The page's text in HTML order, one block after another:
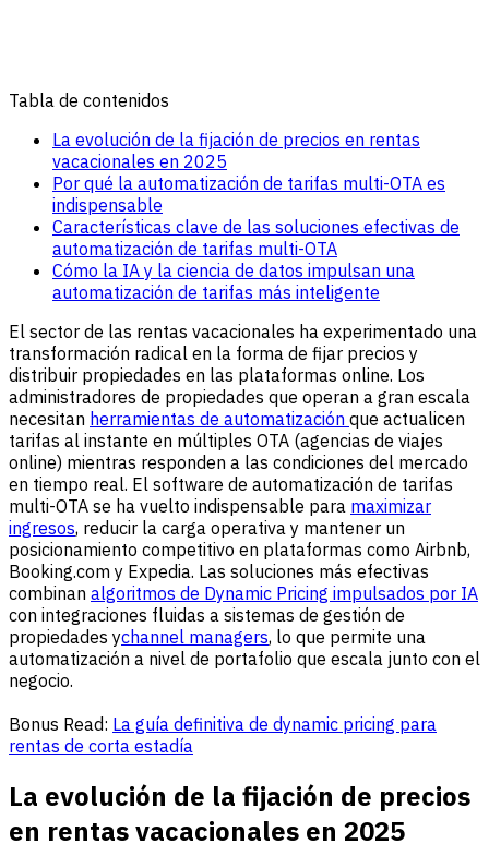
Tabla de contenidos
La evolución de la fijación de precios en rentas
vacacionales en 2025
Por qué la automatización de tarifas multi-OTA es
indispensable
Características clave de las soluciones efectivas de
automatización de tarifas multi-OTA
Cómo la IA y la ciencia de datos impulsan una
automatización de tarifas más inteligente
El sector de las rentas vacacionales ha experimentado una
transformación radical en la forma de fijar precios y
distribuir propiedades en las plataformas online. Los
administradores de propiedades que operan a gran escala
necesitan herramientas de automatización que actualicen
tarifas al instante en múltiples OTA (agencias de viajes
online) mientras responden a las condiciones del mercado
en tiempo real. El software de automatización de tarifas
multi-OTA se ha vuelto indispensable para maximizar
ingresos, reducir la carga operativa y mantener un
posicionamiento competitivo en plataformas como Airbnb,
Booking.com y Expedia. Las soluciones más efectivas
combinan algoritmos de Dynamic Pricing impulsados por IA
con integraciones fluidas a sistemas de gestión de
propiedades ychannel managers, lo que permite una
automatización a nivel de portafolio que escala junto con el
negocio.
Bonus Read: La guía definitiva de dynamic pricing para
rentas de corta estadía
La evolución de la fijación de precios
en rentas vacacionales en 2025